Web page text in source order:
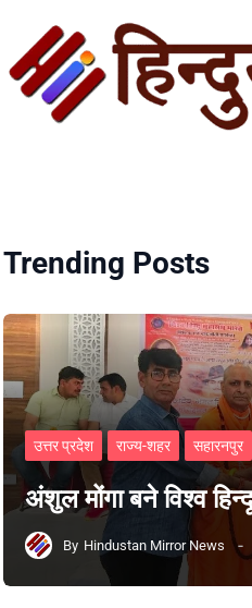
Trending Posts
उत्तर प्रदेश राज्य-शहर सहारनपुर
अंशुल मोंगा बने विश्व
By Hindustan Mirror News